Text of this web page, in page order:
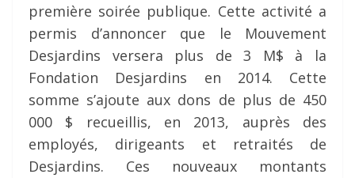
première soirée publique. Cette activité a
permis d’annoncer que le Mouvement
Desjardins versera plus de 3 M$ à la
Fondation Desjardins en 2014. Cette
somme s’ajoute aux dons de plus de 450
000 $ recueillis, en 2013, auprès des
employés, dirigeants et retraités de
Desjardins. Ces nouveaux montants